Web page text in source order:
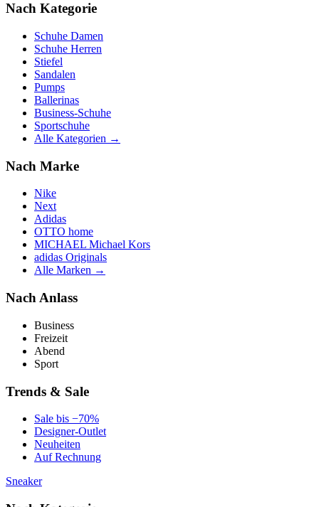
Nach Kategorie
Schuhe Damen
Schuhe Herren
Stiefel
Sandalen
Pumps
Ballerinas
Business-Schuhe
Sportschuhe
Alle Kategorien →
Nach Marke
Nike
Next
Adidas
OTTO home
MICHAEL Michael Kors
adidas Originals
Alle Marken →
Nach Anlass
Business
Freizeit
Abend
Sport
Trends & Sale
Sale bis −70%
Designer-Outlet
Neuheiten
Auf Rechnung
Sneaker